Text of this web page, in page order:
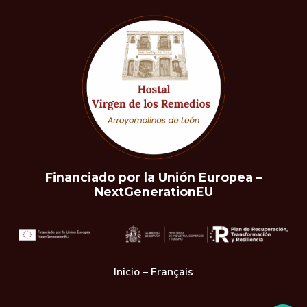
Financiado por la Unión Europea –
NextGenerationEU
Inicio – Français